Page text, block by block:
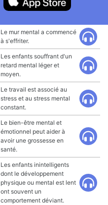
Le mur mental a commencé
à s'effriter.
Les enfants souffrant d'un
retard mental léger et
moyen.
Le travail est associé au
stress et au stress mental
constant.
Le bien-être mental et
émotionnel peut aider à
avoir une grossesse en
santé.
Les enfants inintelligents
dont le développement
physique ou mental est lent
ont souvent un
comportement déviant.